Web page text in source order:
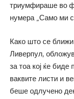
триумфираше во
нумера „Само ми
Како што се
Ливерпул,
за тоа кој ќе
ваквите листи и
беше одлучено